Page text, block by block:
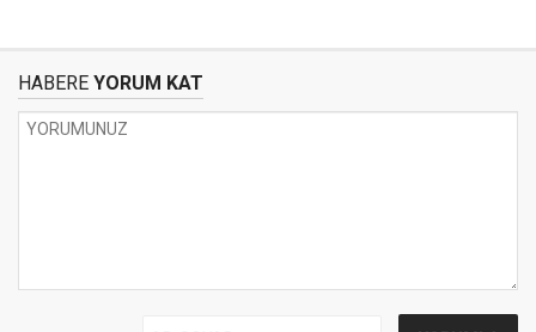
HABERE YORUM KAT